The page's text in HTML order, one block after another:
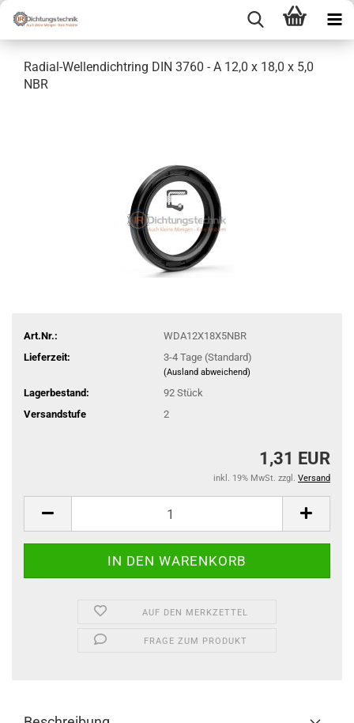
Radial-Wellendichtring DIN 3760 - A 12,0 x 18,0 x 5,0
NBR
Art.Nr.:
WDA12X18X5NBR
Lieferzeit:
3-4 Tage (Standard)
(Ausland abweichend)
Lagerbestand: 92 Stück
Versandstufe
2
1,31 EUR
inkl. 19% MwSt. zzgl. Versand
AUF DEN MERKZETTEL
FRAGE ZUM PRODUKT